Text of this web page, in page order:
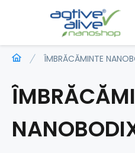
ÎMBRĂCĂMINTE